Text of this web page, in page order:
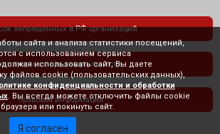
запрещенных в РФ организаций
политика конфиденциальности
правовая информация
сайта и анализа статистики посещений,
с использованием сервиса
использовать сайт, Вы даете
файлов cookie (пользовательских данных),
конфиденциальности и обработки
. Вы всегда можете отключить файлы cookie
или покинуть сайт.
Я согласен